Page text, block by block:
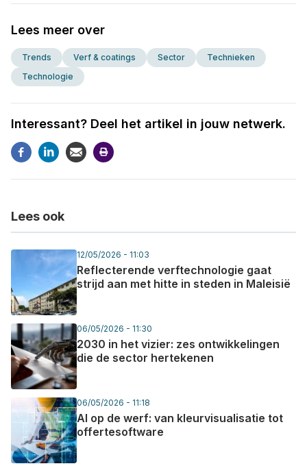
Lees meer over
Trends Verf & coatings Sector
Technieken
Technologie
Interessant? Deel het artikel in jouw netwerk.
Lees ook
12/05/2026 - 11:03
Reflecterende verftechnologie gaat
strijd aan met hitte in steden in Maleisië
06/05/2026 - 11:30
2030 in het vizier: zes ontwikkelingen
die de sector hertekenen
06/05/2026 - 11:18
AI op de werf: van kleurvisualisatie tot
offertesoftware